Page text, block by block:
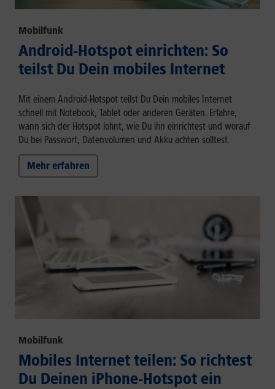
Mobilfunk
Android-Hotspot einrichten: So
teilst Du Dein mobiles Internet
Mit einem Android-Hotspot teilst Du Dein mobiles Internet
schnell mit Notebook, Tablet oder anderen Geräten. Erfahre,
wann sich der Hotspot lohnt, wie Du ihn einrichtest und worauf
Du bei Passwort, Datenvolumen und Akku achten solltest.
Mehr erfahren
Mobilfunk
Mobiles Internet teilen: So richtest
Du Deinen iPhone-Hotspot ein